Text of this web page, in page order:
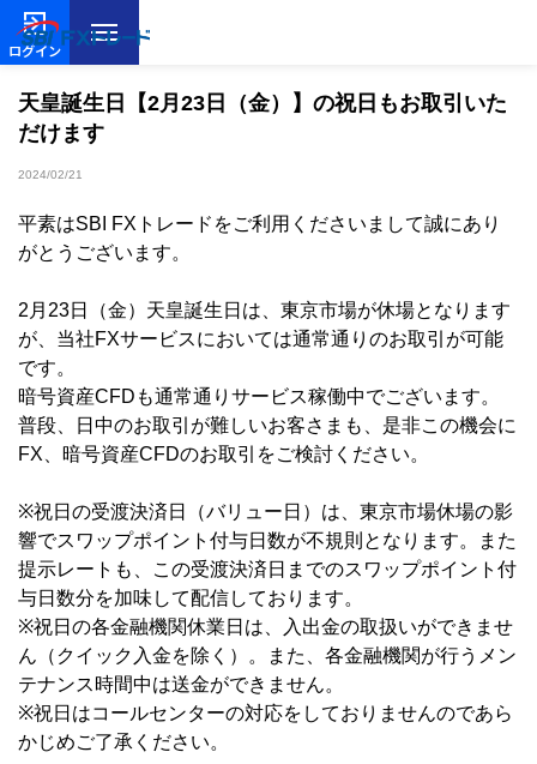
ログイン
天皇誕生日【2月23日（金）】の祝日もお取引いた
だけます
2024/02/21
平素はSBI FXトレードをご利用くださいまして誠にあり
がとうございます。
2月23日（金）天皇誕生日は、東京市場が休場となります
が、当社FXサービスにおいては通常通りのお取引が可能
です。
暗号資産CFDも通常通りサービス稼働中でございます。
普段、日中のお取引が難しいお客さまも、是非この機会に
FX、暗号資産CFDのお取引をご検討ください。
※祝日の受渡決済日（バリュー日）は、東京市場休場の影
響でスワップポイント付与日数が不規則となります。また
提示レートも、この受渡決済日までのスワップポイント付
与日数分を加味して配信しております。
※祝日の各金融機関休業日は、入出金の取扱いができませ
ん（クイック入金を除く）。また、各金融機関が行うメン
テナンス時間中は送金ができません。
※祝日はコールセンターの対応をしておりませんのであら
かじめご了承ください。